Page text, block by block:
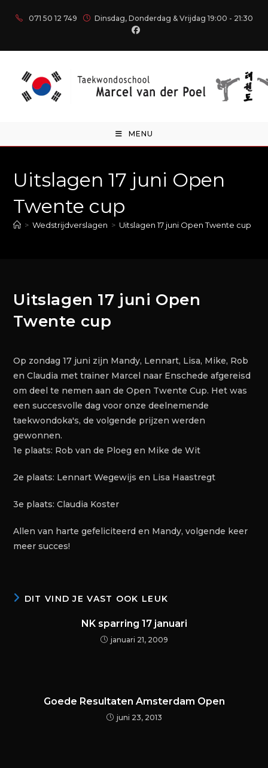
071 50 12 749 Dinsdag, Donderdag & Vrijdag 19:00 - 21:30
MENU
Uitslagen 17 juni Open
Twente cup
> Wedstrijdverslagen > Uitslagen 17 juni Open Twente cup
Uitslagen 17 juni Open
Twente cup
Op zondag 17 juni zijn Mandy, Lennart, Lisa, Mike, Rob
en Claudia met trainer Marcel naar Enschede afgereisd
om deel te nemen aan de Open Twente Cup. Het was
een succesvolle dag voor onze deelnemende
taekwondoka's, de volgende prijzen werden
gewonnen.
1e plaats: Rob van de Ploeg en Mike de Wit
2e plaats: Lennart Wegewijs en Lisa Haastregt
3e plaats: Claudia Koster
Allen van harte gefeliciteerd en Mandy, volgende keer
meer succes!
DIT VIND JE VAST OOK LEUK
NK sparring 17 januari
januari 21, 2009
Goede Resultaten Amsterdam Open
juni 23, 2013